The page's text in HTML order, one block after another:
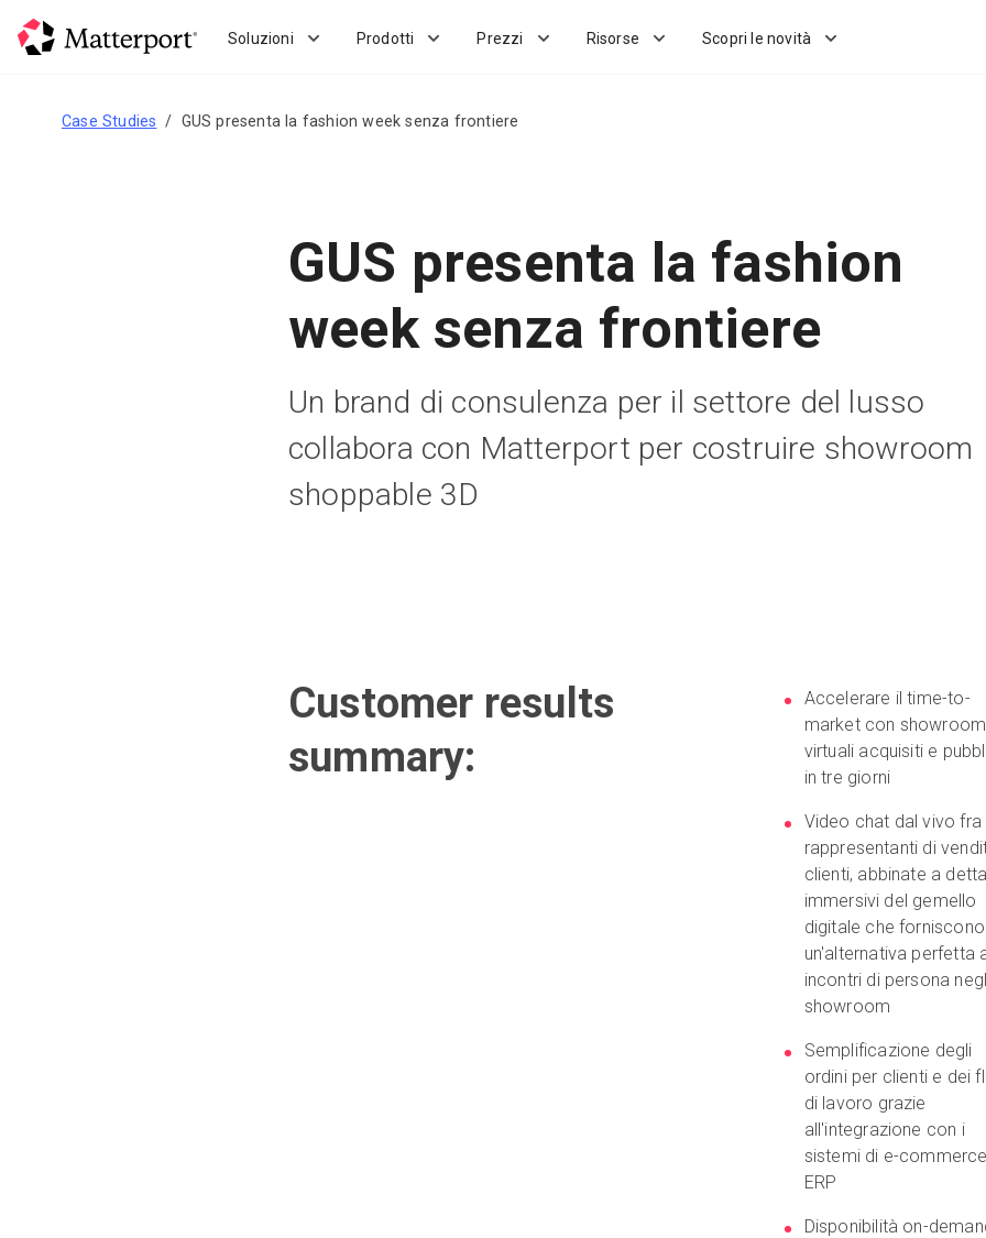
Soluzioni Prodotti Prezzi Risorse Scopri le novità
Case Studies GUS presenta la fashion week senza frontiere
GUS presenta la fashion
week senza frontiere
Un brand di consulenza per il settore del lusso
collabora con Matterport per costruire showroom
shoppable 3D
Customer results
summary:
Accelerare il time-to-
market con showroom
virtuali acquisiti e
in tre giorni
Video chat dal vivo fra
rappresentanti di
clienti, abbinate a
immersivi del gemello
digitale che forniscono
un'alternativa perfetta
incontri di persona
showroom
Semplificazione degli
ordini per clienti e dei
di lavoro grazie
all'integrazione con i
sistemi di e-
ERP
Disponibilità on-